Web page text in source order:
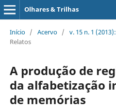
Olhares & Trilhas
Início / Acervo / v. 15 n. 1
Relatos
A produção de
da alfabetização
de memórias